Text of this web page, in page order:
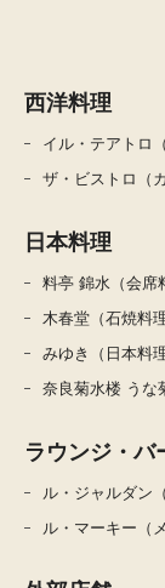
西洋料理
イル・テアトロ
ザ・ビストロ（
日本料理
料亭 錦水（会席
木春堂（石焼料理
みゆき（日本料理
奈良菊水楼 うな
ラウンジ・バ
ル・ジャルダン
ル・マーキー（